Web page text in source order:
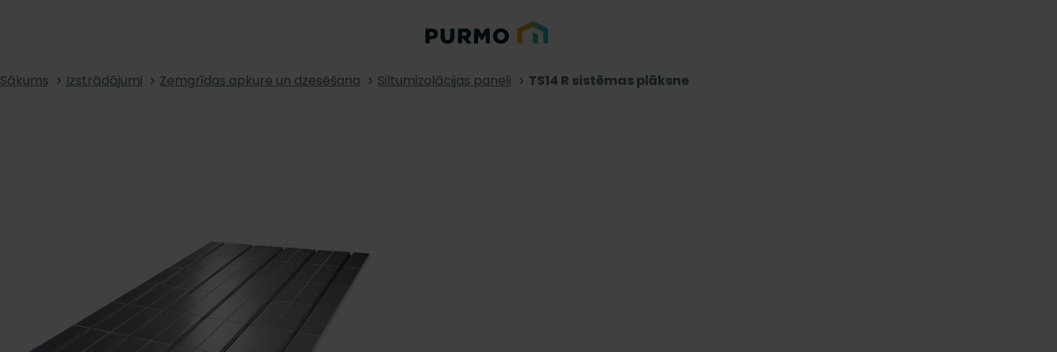
Sākums Izstrādājumi Zemgrīdas apkure un dzesēšana Siltumizolācijas paneļi TS14 R sistēmas plāksne